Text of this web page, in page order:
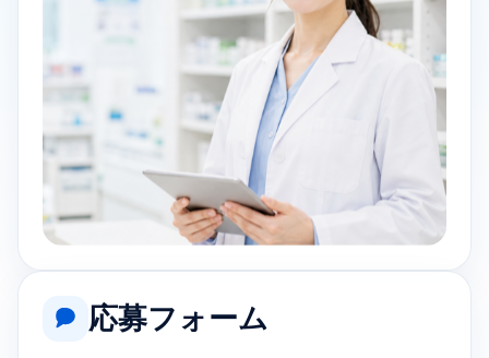
応募フォーム